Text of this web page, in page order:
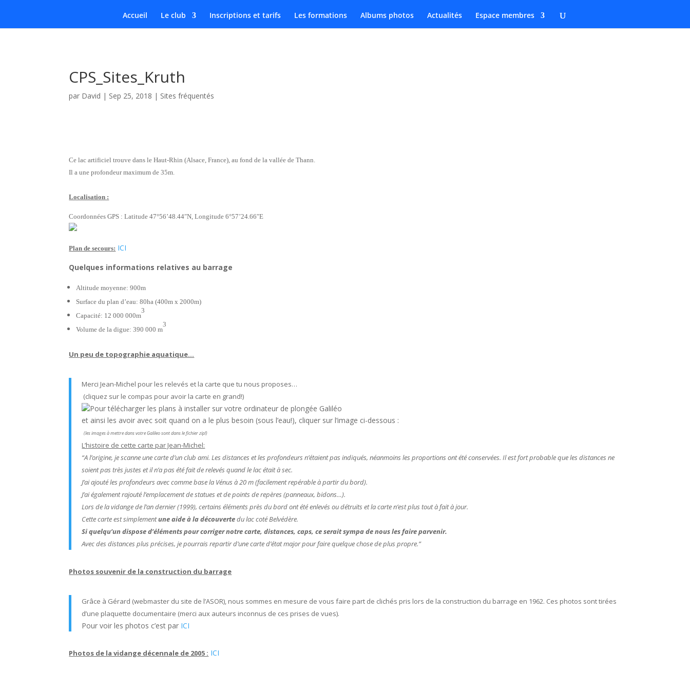
Accueil Le club Inscriptions et tarifs Les formations Albums photos Actualités Espace membres
CPS_Sites_Kruth
par David | Sep 25, 2018 | Sites fréquentés
Ce lac artificiel trouve dans le Haut-Rhin (Alsace, France), au fond de la vallée de Thann.
Il a une profondeur maximum de 35m.
Localisation :
Coordonnées GPS : Latitude 47°56’48.44″N, Longitude 6°57’24.66″E
Plan de secours: ICI
Quelques informations relatives au barrage
Altitude moyenne: 900m
Surface du plan d’eau: 80ha (400m x 2000m)
Capacité: 12 000 000m
3
Volume de la digue: 390 000 m
3
Un peu de topographie aquatique…
Merci Jean-Michel pour les relevés et la carte que tu nous proposes…
(cliquez sur le compas pour avoir la carte en grand!)
Pour télécharger les plans à installer sur votre ordinateur de plongée Galiléo
et ainsi les avoir avec soit quand on a le plus besoin (sous l’eau!), cliquer sur l’image ci-dessous :
(les images à mettre dans votre Galileo sont dans le fichier zip!)
L’histoire de cette carte par Jean-Michel:
“A l’origine, je scanne une carte d’un club ami. Les distances et les profondeurs n’étaient pas indiqués, néanmoins les proportions ont été conservées. Il est fort probable que les distances ne
soient pas très justes et il n’a pas été fait de relevés quand le lac était à sec.
J’ai ajouté les profondeurs avec comme base la Vénus à 20 m (facilement repérable à partir du bord).
J’ai également rajouté l’emplacement de statues et de points de repères (panneaux, bidons…).
Lors de la vidange de l’an dernier (1999), certains éléments près du bord ont été enlevés ou détruits et la carte n’est plus tout à fait à jour.
Cette carte est simplementune aide à la découvertedu lac coté Belvédère.
Si quelqu’un dispose d’éléments pour corriger notre carte, distances, caps, ce serait sympa de nous les faire parvenir.
Avec des distances plus précises, je pourrais repartir d’une carte d’état major pour faire quelque chose de plus propre.”
Photos souvenir de la construction du barrage
Grâce à Gérard (webmaster du site de l’ASOR), nous sommes en mesure de vous faire part de clichés pris lors de la construction du barrage en 1962. Ces photos sont tirées
d’une plaquette documentaire (merci aux auteurs inconnus de ces prises de vues).
Pour voir les photos c’est par ICI
Photos de la vidange décennale de 2005 : ICI